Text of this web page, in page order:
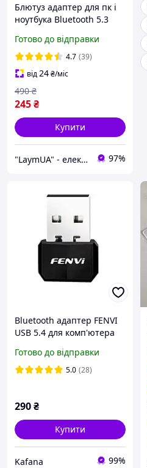
Блютуз адаптер для пк і
ноутбука Bluetooth 5.3
для комп'ютера USB
Essager модуль в ЮСБ
приймач
Готово до відправки
4.7 (39)
від24₴/міс
245₴
490 ₴
Купити
"LaymUA" - електроніка від перевірених брендів! 97%
Bluetooth адаптер FENVI
USB 5.4 для комп'ютера
Готово до відправки
5.0 (28)
290₴
Купити
Kafana 99%